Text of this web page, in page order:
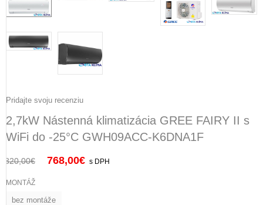
Pridajte svoju recenziu
2,7kW Nástenná klimatizácia GREE FAIRY II s
WiFi do -25°C GWH09ACC-K6DNA1F
820,00€ 768,00€ s DPH
MONTÁŽ
bez montáže